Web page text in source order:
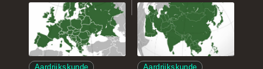
Aardrijkskunde
Aardrijkskunde